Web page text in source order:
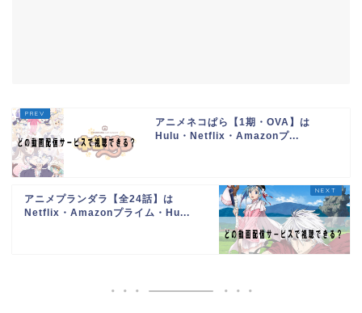
アニメネコぱら【1期・OVA】は
Hulu・Netflix・Amazonプ...
アニメプランダラ【全24話】は
Netflix・Amazonプライム・Hu...